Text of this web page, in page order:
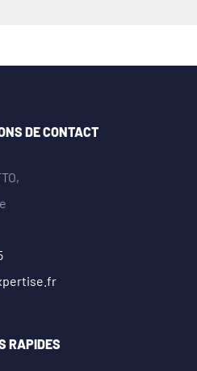
DE CONTACT
RAPIDES